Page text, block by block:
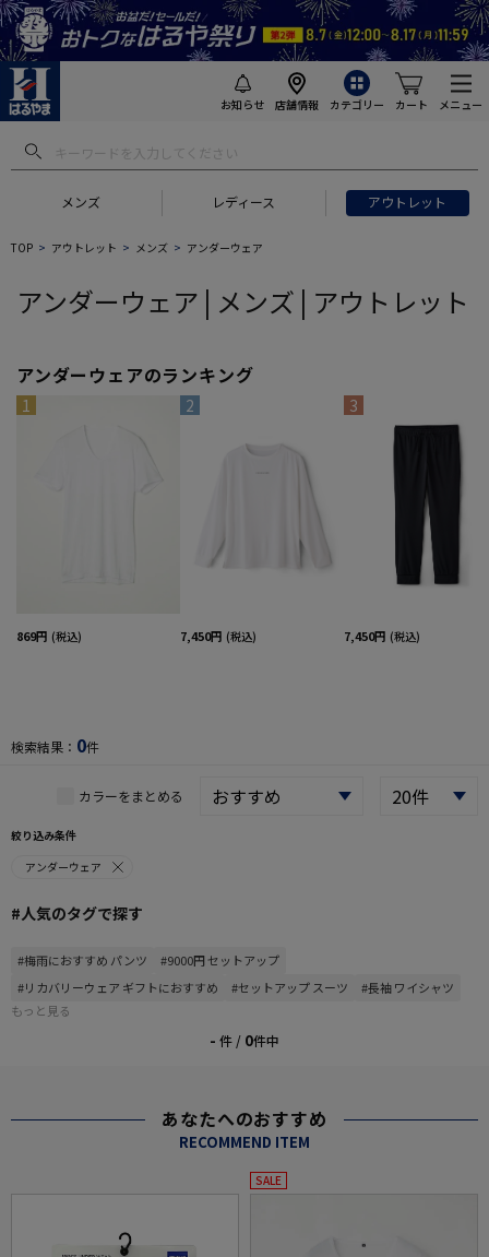
お知らせ 店舗情報 カテゴリー カート メニュー
メンズ レディース アウトレット
フトにおすすめ #セットアップ スーツ
TOP アウトレット メンズ アンダーウェア
アンダーウェア | メンズ | アウトレット
アンダーウェアのランキング
1
869円 (税込)
2
7,450円 (税込)
3
7,450円 (税込)
検索結果： 0件
カラーをまとめる
絞り込み条件
アンダーウェア
#人気のタグで探す
#梅雨におすすめ パンツ
#9000円 セットアップ
#リカバリーウェア ギフトにおすすめ
#セットアップ スーツ
#長袖 ワイシャツ
もっと見る
- 件 / 0件中
あなたへのおすすめ
RECOMMEND ITEM
SALE